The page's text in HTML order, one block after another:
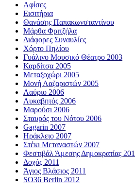
Αφίσες
Εισιτήρια
Θανάσης Παπακωνσταντίνου
Μάρθα Φριτζήλα
Διάφορες Συναυλίες
Χόρτο Πηλίου
Γυάλινο Μουσικό Θέατρο 2003
Καρδίτσα 2005
Μεταξοχώρι 2005
Μονή Λαζαριστών 2005
Λαύριο 2006
Λυκαβητός 2006
Μαρούσι 2006
Σταυρός του Νότου 2006
Gagarin 2007
Ηράκλειο 2007
Στέκι Μεταναστών 2007
Φεστιβάλ Άμεσης Δημοκρατίας
Δοχός 2011
Άγιος Βλάσιος 2011
SO36 Berlin 2012